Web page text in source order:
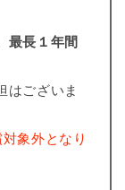
最長１年間
はございま
象外となり